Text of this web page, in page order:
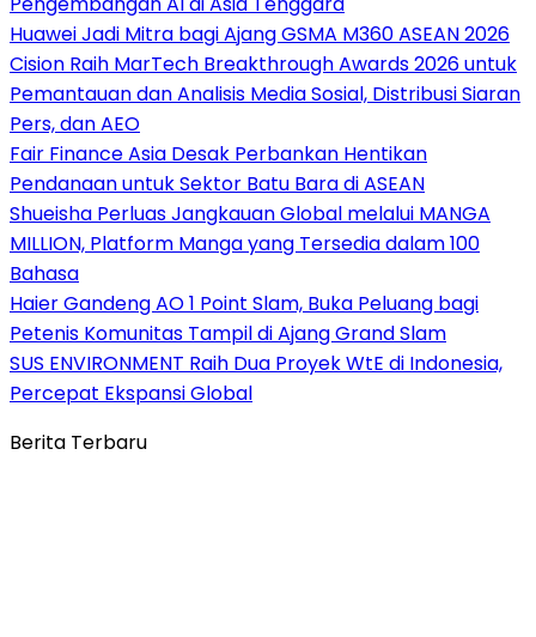
Huawei Jadi Mitra bagi Ajang GSMA M360 ASEAN 2026
Cision Raih MarTech Breakthrough Awards 2026 untuk
Pemantauan dan Analisis Media Sosial, Distribusi Siaran
Pers, dan AEO
Fair Finance Asia Desak Perbankan Hentikan
Pendanaan untuk Sektor Batu Bara di ASEAN
Shueisha Perluas Jangkauan Global melalui MANGA
MILLION, Platform Manga yang Tersedia dalam 100
Bahasa
Haier Gandeng AO 1 Point Slam, Buka Peluang bagi
Petenis Komunitas Tampil di Ajang Grand Slam
SUS ENVIRONMENT Raih Dua Proyek WtE di Indonesia,
Percepat Ekspansi Global
Berita Terbaru